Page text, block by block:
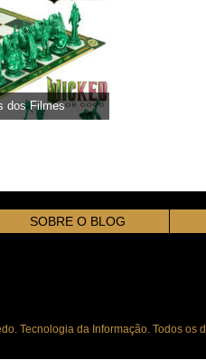
dos Filmes
SOBRE O BLOG
Tecnologia da Informação. Todos os